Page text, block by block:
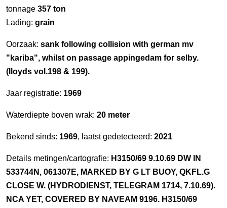
tonnage 357 ton
Lading: grain
Oorzaak: sank following collision with german mv
"kariba", whilst on passage appingedam for selby.
(lloyds vol.198 & 199).
Jaar registratie: 1969
Waterdiepte boven wrak: 20 meter
Bekend sinds: 1969, laatst gedetecteerd: 2021
Details metingen/cartografie: H3150/69 9.10.69 DW IN
533744N, 061307E, MARKED BY G LT BUOY, QKFL.G
CLOSE W. (HYDRODIENST, TELEGRAM 1714, 7.10.69).
NCA YET, COVERED BY NAVEAM 9196. H3150/69